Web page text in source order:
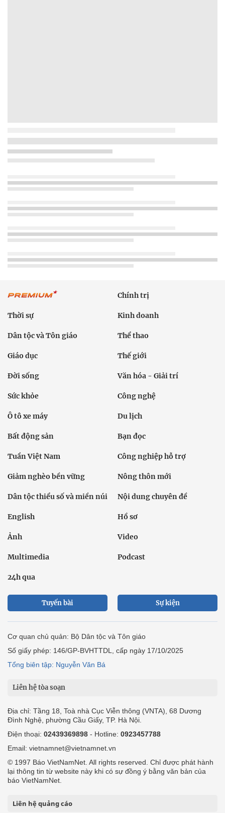
Chính trị
Thời sự Kinh doanh
Dân tộc và Tôn giáo Thể thao
Giáo dục Thế giới
Đời sống Văn hóa - Giải trí
Sức khỏe Công nghệ
Ô tô xe máy Du lịch
Bất động sản Bạn đọc
Tuần Việt Nam Công nghiệp hỗ trợ
Giảm nghèo bền vững Nông thôn mới
Dân tộc thiểu số và miền núi Nội dung chuyên đề
English Hồ sơ
Ảnh Video
Multimedia Podcast
24h qua
Tuyến bài Sự kiện
Cơ quan chủ quản: Bộ Dân tộc và Tôn giáo
Số giấy phép: 146/GP-BVHTTDL, cấp ngày 17/10/2025
Tổng biên tập: Nguyễn Văn Bá
Liên hệ tòa soạn
Địa chỉ: Tầng 18, Toà nhà Cục Viễn thông (VNTA), 68 Dương
Đình Nghệ, phường Cầu Giấy, TP. Hà Nội.
Điện thoại: 02439369898 - Hotline: 0923457788
Email: vietnamnet@vietnamnet.vn
© 1997 Báo VietNamNet. All rights reserved. Chỉ được phát hành
lại thông tin từ website này khi có sự đồng ý bằng văn bản của
báo VietNamNet.
Liên hệ quảng cáo